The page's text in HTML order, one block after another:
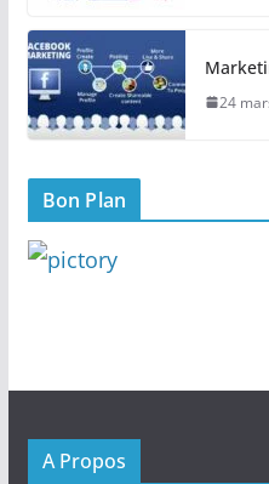
24
Bon Plan
A Propos